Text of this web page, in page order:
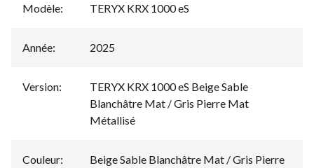
Modèle: TERYX KRX 1000 eS
Année: 2025
Version:
TERYX KRX 1000 eS Beige Sable
Blanchâtre Mat / Gris Pierre Mat
Métallisé
Couleur:
Beige Sable Blanchâtre Mat / Gris Pierre